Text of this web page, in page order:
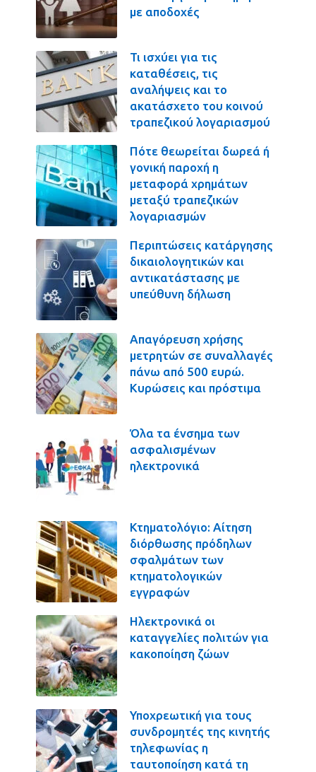
με αποδοχές
Τι ισχύει για τις
καταθέσεις, τις
αναλήψεις και το
ακατάσχετο του κοινού
τραπεζικού λογαριασμού
Πότε θεωρείται δωρεά ή
γονική παροχή η
μεταφορά χρημάτων
μεταξύ τραπεζικών
λογαριασμών
Περιπτώσεις κατάργησης
δικαιολογητικών και
αντικατάστασης με
υπεύθυνη δήλωση
Απαγόρευση χρήσης
μετρητών σε συναλλαγές
πάνω από 500 ευρώ.
Κυρώσεις και πρόστιμα
Όλα τα ένσημα των
ασφαλισμένων
ηλεκτρονικά
Κτηματολόγιο: Αίτηση
διόρθωσης πρόδηλων
σφαλμάτων των
κτηματολογικών
εγγραφών
Ηλεκτρονικά οι
καταγγελίες πολιτών για
κακοποίηση ζώων
Υποχρεωτική για τους
συνδρομητές της κινητής
τηλεφωνίας η
ταυτοποίηση κατά τη